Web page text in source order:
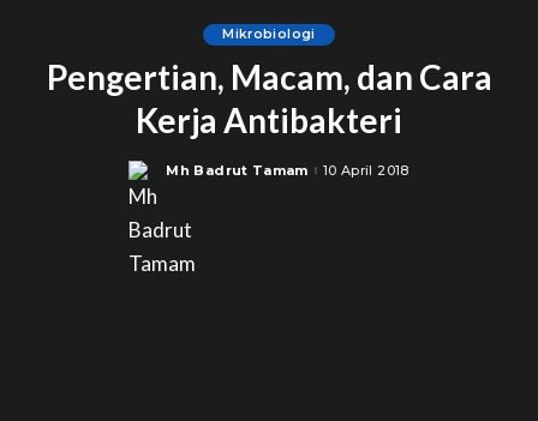
Mikrobiologi
Pengertian, Macam, dan Cara
Kerja Antibakteri
Posted
Mh Badrut Tamam 10 April 2018